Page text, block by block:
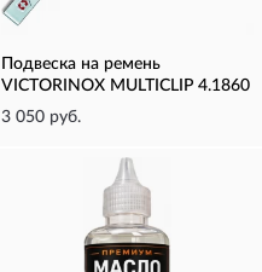
Подвеска на ремень
VICTORINOX MULTICLIP 4.1860
3 050 руб.